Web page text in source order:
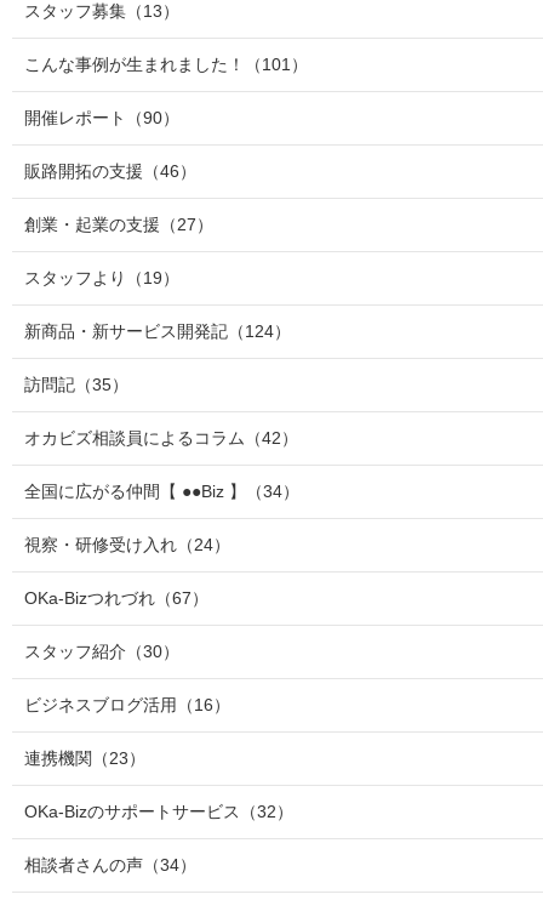
スタッフ募集 （13）
こんな事例が生まれました！ （101）
開催レポート （90）
販路開拓の支援 （46）
創業・起業の支援 （27）
スタッフより （19）
新商品・新サービス開発記 （124）
訪問記 （35）
オカビズ相談員によるコラム （42）
全国に広がる仲間【 ●●Biz 】 （34）
視察・研修受け入れ （24）
OKa-Bizつれづれ （67）
スタッフ紹介 （30）
ビジネスブログ活用 （16）
連携機関 （23）
OKa-Bizのサポートサービス （32）
相談者さんの声 （34）